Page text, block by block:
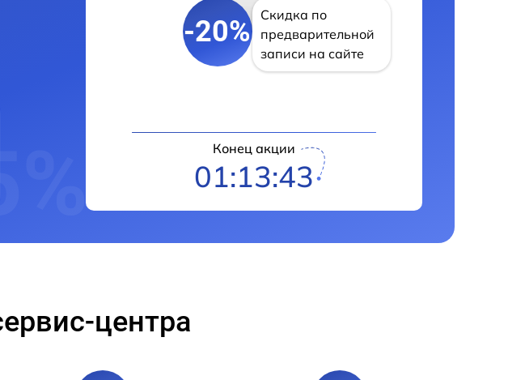
-20%
Скидка по
предварительной
записи на сайте
Конец акции
01:13:42
центра